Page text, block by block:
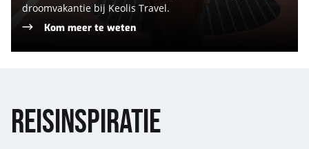
droomvakantie bij Keolis Travel.
Kom meer te weten
REISINSPIRATIE